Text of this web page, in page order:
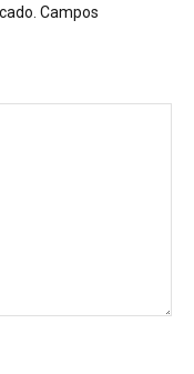
Campos